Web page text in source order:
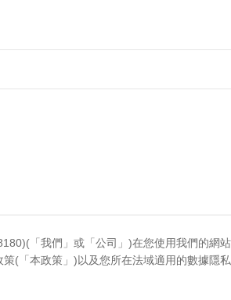
「我們」或「公司」)在您使用我們的網
(「本政策」)以及您所在法域適用的數據隱